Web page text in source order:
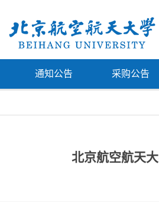
通知公告 采购公告
北京航空航天